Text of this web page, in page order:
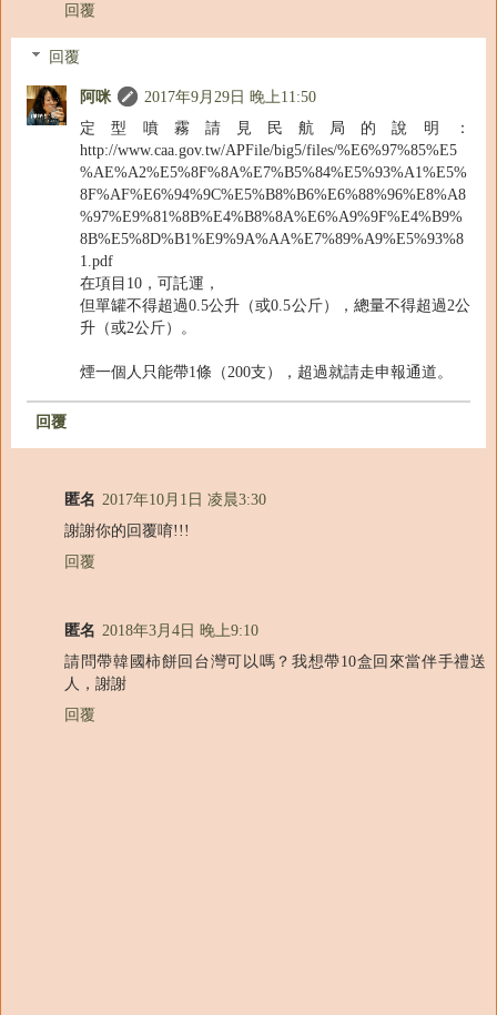
回覆
回覆
阿咪
2017年9月29日 晚上11:50
定型噴霧請見民航局的說明：
http://www.caa.gov.tw/APFile/big5/files/%E6%97%85%E5
%AE%A2%E5%8F%8A%E7%B5%84%E5%93%A1%E5%
8F%AF%E6%94%9C%E5%B8%B6%E6%88%96%E8%A8
%97%E9%81%8B%E4%B8%8A%E6%A9%9F%E4%B9%
8B%E5%8D%B1%E9%9A%AA%E7%89%A9%E5%93%8
1.pdf
在項目10，可託運，
但單罐不得超過0.5公升（或0.5公斤），總量不得超過2公
升（或2公斤）。
煙一個人只能帶1條（200支），超過就請走申報通道。
回覆
匿名 2017年10月1日 凌晨3:30
謝謝你的回覆唷!!!
回覆
匿名 2018年3月4日 晚上9:10
請問帶韓國柿餅回台灣可以嗎？我想帶10盒回來當伴手禮送
人，謝謝
回覆